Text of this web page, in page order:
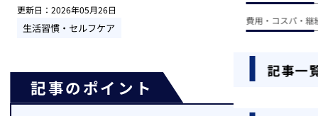
費用・コスパ・継
記事一
更新日： 2026年05月26日
生活習慣・セルフケア
記事のポイント